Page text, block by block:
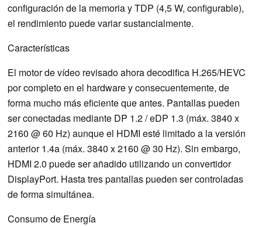
configuración de la memoria y TDP (4,5 W, configurable),
el rendimiento puede variar sustancialmente.
Características
El motor de vídeo revisado ahora decodifica H.265/HEVC
por completo en el hardware y consecuentemente, de
forma mucho más eficiente que antes. Pantallas pueden
ser conectadas mediante DP 1.2 / eDP 1.3 (máx. 3840 x
2160 @ 60 Hz) aunque el HDMI esté limitado a la versión
anterior 1.4a (máx. 3840 x 2160 @ 30 Hz). Sin embargo,
HDMI 2.0 puede ser añadido utilizando un convertidor
DisplayPort. Hasta tres pantallas pueden ser controladas
de forma simultánea.
Consumo de Energía